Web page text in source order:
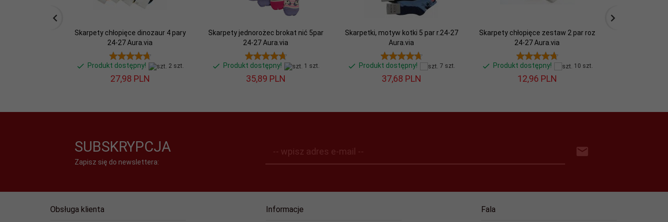
Skarpety chłopięce dinozaur 4 pary
24-27 Aura.via
Produkt dostępny! 2 szt.
27,98 PLN
Skarpety jednorożec brokat nić 5par
24-27 Aura.via
Produkt dostępny! 1 szt.
35,89 PLN
Skarpetki, motyw kotki 5 par r.24-27
Aura.via
Produkt dostępny! 7 szt.
37,68 PLN
Skarpety chłopięce zestaw 2 par roz
24-27 Aura.via
Produkt dostępny! 10 szt.
12,96 PLN
SUBSKRYPCJA
Zapisz się do newslettera:
-- wpisz adres e-mail --
Obsługa klienta Informacje Fala